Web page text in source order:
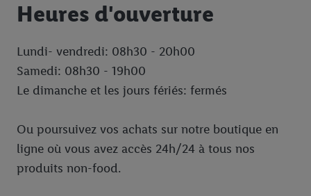
Bornes de recharge
Heures d'ouverture
Lundi- vendredi: 08h30 - 20h00
Samedi: 08h30 - 19h00
Le dimanche et les jours fériés: fermés
Ou poursuivez vos achats sur notre boutique en
ligne où vous avez accès 24h/24 à tous nos
produits non-food.